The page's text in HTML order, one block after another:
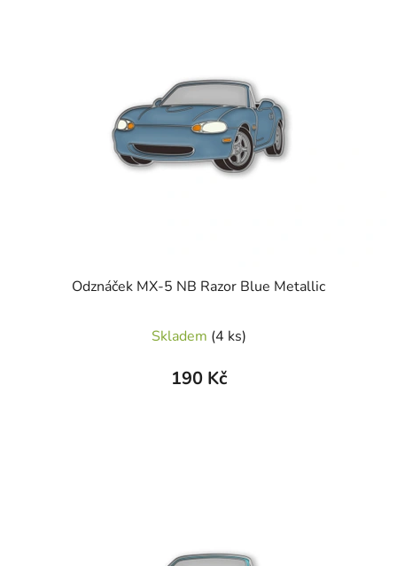
Odznáček MX-5 NB Razor Blue Metallic
Skladem (4 ks)
190 Kč